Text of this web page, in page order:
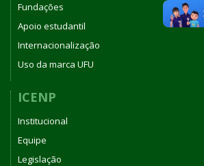
Fundações
Apoio estudantil
Internacionalização
Uso da marca UFU
ICENP
Institucional
Equipe
Legislação